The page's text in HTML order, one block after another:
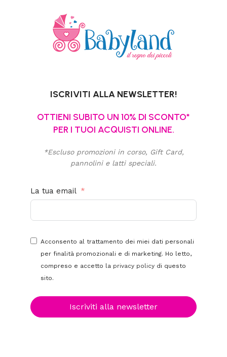
ISCRIVITI ALLA NEWSLETTER!
OTTIENI SUBITO UN 10% DI SCONTO*
PER I TUOI ACQUISTI ONLINE.
*Escluso promozioni in corso, Gift Card,
pannolini e latti speciali.
La tua email
Acconsento al trattamento dei miei dati personali
per finalità promozionali e di marketing. Ho letto,
compreso e accetto la privacy policy di questo
sito.
Iscriviti alla newsletter